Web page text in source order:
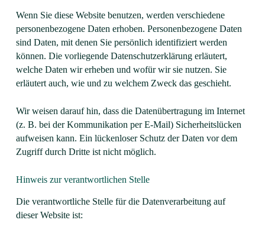
Wenn Sie diese Website benutzen, werden verschiedene
personenbezogene Daten erhoben. Personenbezogene Daten
sind Daten, mit denen Sie persönlich identifiziert werden
können. Die vorliegende Datenschutzerklärung erläutert,
welche Daten wir erheben und wofür wir sie nutzen. Sie
erläutert auch, wie und zu welchem Zweck das geschieht.
Wir weisen darauf hin, dass die Datenübertragung im Internet
(z. B. bei der Kommunikation per E-Mail) Sicherheitslücken
aufweisen kann. Ein lückenloser Schutz der Daten vor dem
Zugriff durch Dritte ist nicht möglich.
Hinweis zur verantwortlichen Stelle
Die verantwortliche Stelle für die Datenverarbeitung auf
dieser Website ist: